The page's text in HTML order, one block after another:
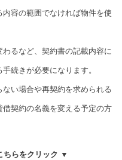
容の範囲でなければ物件を使
るなど、契約書の記載内容に
続きが必要になります。
い場合や再契約を求められる
契約の名義を変える予定の方
ちらをクリック ▼